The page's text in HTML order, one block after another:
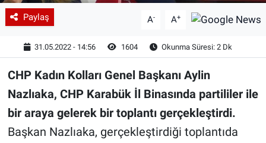
Paylaş A- A+
31.05.2022 - 14:56 1604 Okunma Süresi: 2 Dk
CHP Kadın Kolları Genel Başkanı Aylin
Nazlıaka, CHP Karabük İl Binasında partililer ile
bir araya gelerek bir toplantı gerçekleştirdi.
Başkan Nazlıaka, gerçekleştirdiği toplantıda